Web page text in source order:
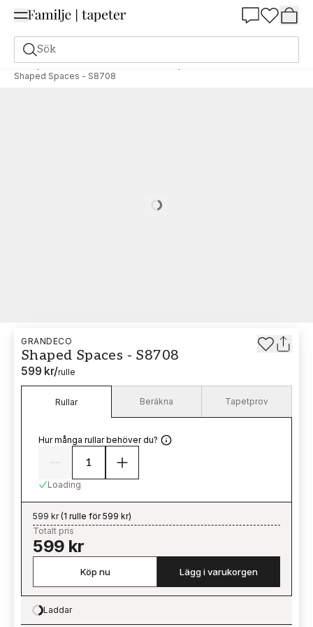
Sök
Tapeter Varumärken Grandeco Shaped Stories
Shaped Spaces - S8708
Loading…
GRANDECO
Shaped Spaces - S8708
599 kr/rulle
Rullar Beräkna Tapetprov
Hur många rullar behöver du?
Loading
599 kr(1 rulle för 599 kr)
Totalt pris
599 kr
Köp nu Lägg i varukorgen
Loading…
Laddar